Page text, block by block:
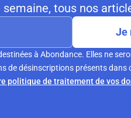
tous nos
Je
à Abondance. Elles ne
de désinscriptions présents dans
politique de traitement de vos